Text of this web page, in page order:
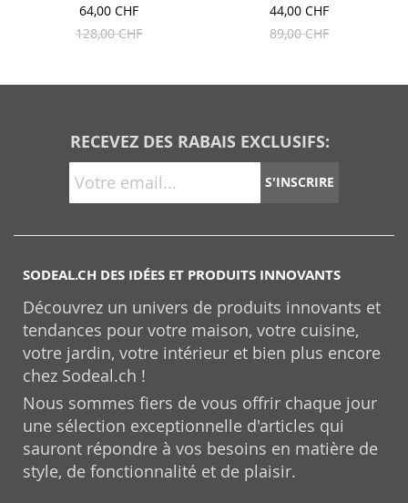
64,00 CHF
128,00 CHF
44,00 CHF
89,00 CHF
RECEVEZ DES RABAIS EXCLUSIFS:
S'INSCRIRE
SODEAL.CH DES IDÉES ET PRODUITS INNOVANTS
Découvrez un univers de produits innovants et
tendances pour votre maison, votre cuisine,
votre jardin, votre intérieur et bien plus encore
chez Sodeal.ch !
Nous sommes fiers de vous offrir chaque jour
une sélection exceptionnelle d'articles qui
sauront répondre à vos besoins en matière de
style, de fonctionnalité et de plaisir.